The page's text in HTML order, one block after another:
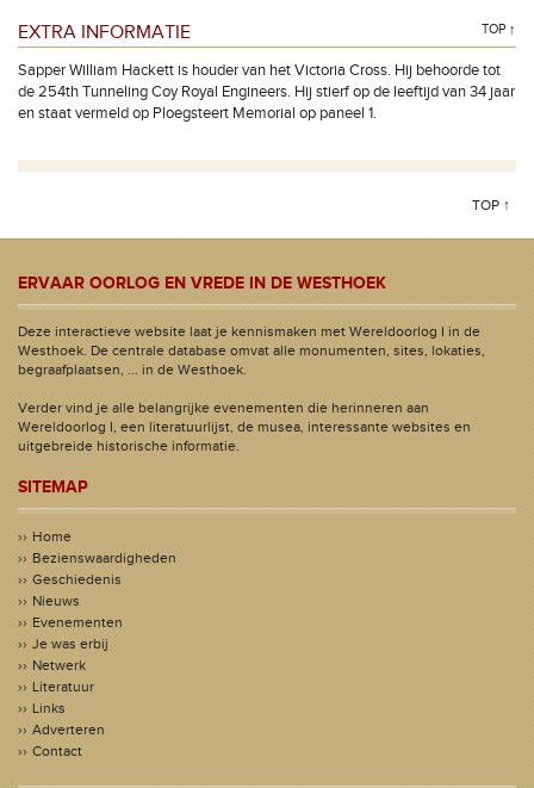
EXTRA INFORMATIE TOP ↑
Sapper William Hackett is houder van het Victoria Cross. Hij behoorde tot
de 254th Tunneling Coy Royal Engineers. Hij stierf op de leeftijd van 34 jaar
en staat vermeld op Ploegsteert Memorial op paneel 1.
TOP ↑
ERVAAR OORLOG EN VREDE IN DE WESTHOEK
Deze interactieve website laat je kennismaken met Wereldoorlog I in de
Westhoek. De centrale database omvat alle monumenten, sites, lokaties,
begraafplaatsen, ... in de Westhoek.
Verder vind je alle belangrijke evenementen die herinneren aan
Wereldoorlog I, een literatuurlijst, de musea, interessante websites en
uitgebreide historische informatie.
SITEMAP
Home
Bezienswaardigheden
Geschiedenis
Nieuws
Evenementen
Je was erbij
Netwerk
Literatuur
Links
Adverteren
Contact